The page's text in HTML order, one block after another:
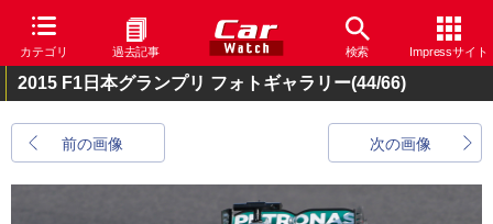
カテゴリ 過去記事 検索 Impressサイト
2015 F1日本グランプリ フォトギャラリー(44/66)
前の画像 次の画像